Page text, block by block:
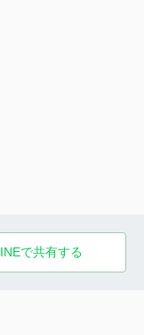
で共有する